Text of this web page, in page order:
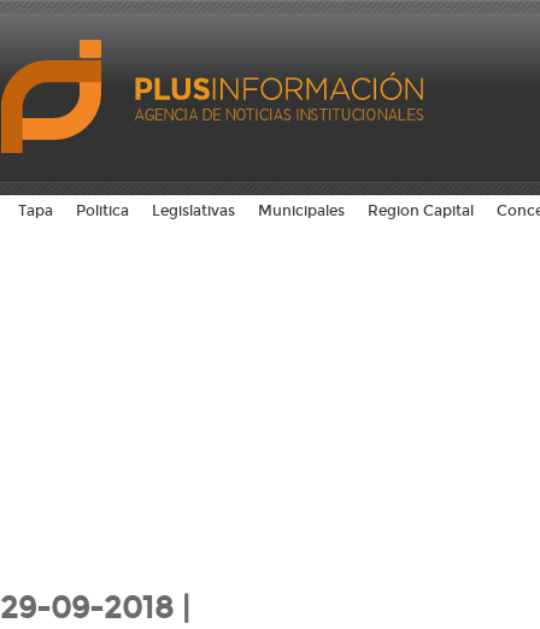
Tapa Politica Legislativas Municipales Region Capital
29-09-2018 |